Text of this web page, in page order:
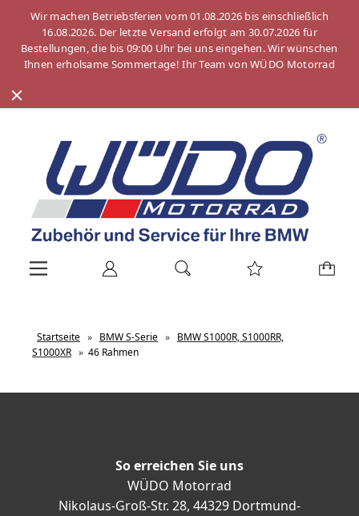
Wir machen Betriebsferien vom 01.08.2026 bis einschließlich
16.08.2026. Der letzte Versand erfolgt am 30.07.2026 für
Bestellungen, die bis 09:00 Uhr bei uns eingehen. Wir wünschen
Ihnen erholsame Sommertage! Ihr Team von WÜDO Motorrad
Startseite » BMW S-Serie » BMW S1000R, S1000RR,
S1000XR » 46 Rahmen
So erreichen Sie uns
WÜDO Motorrad
Nikolaus-Groß-Str. 28, 44329 Dortmund-